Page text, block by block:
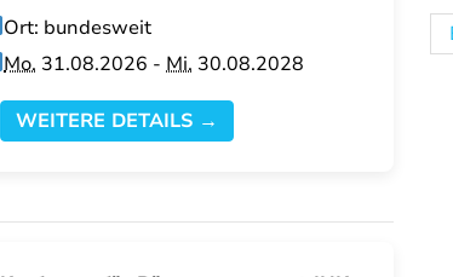
Ort: bundesweit
Mo. 31.08.2026 -Mi. 30.08.2028
WEITERE DETAILS →